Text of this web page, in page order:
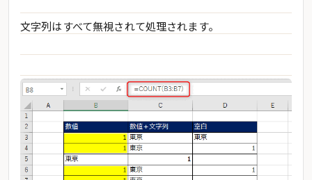
文字列はすべて無視されて処理されます。